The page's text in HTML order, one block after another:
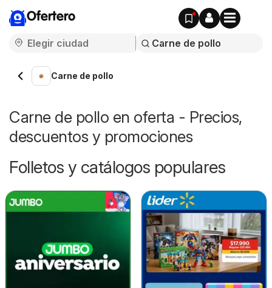
Ofertero
Carne de pollo
Carne de pollo en oferta - Precios,
descuentos y promociones
Folletos y catálogos populares